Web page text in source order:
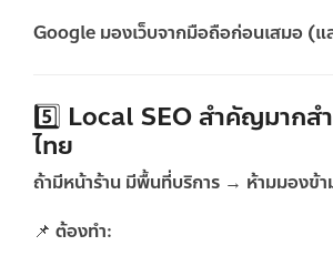
Google มองเว็บจากมือถือก่อนเสมอ (แ
5️⃣ Local SEO สำคัญมากส
ไทย
ถ้ามีหน้าร้าน มีพื้นที่บริการ → ห้ามมองข้า
📌 ต้องทำ: